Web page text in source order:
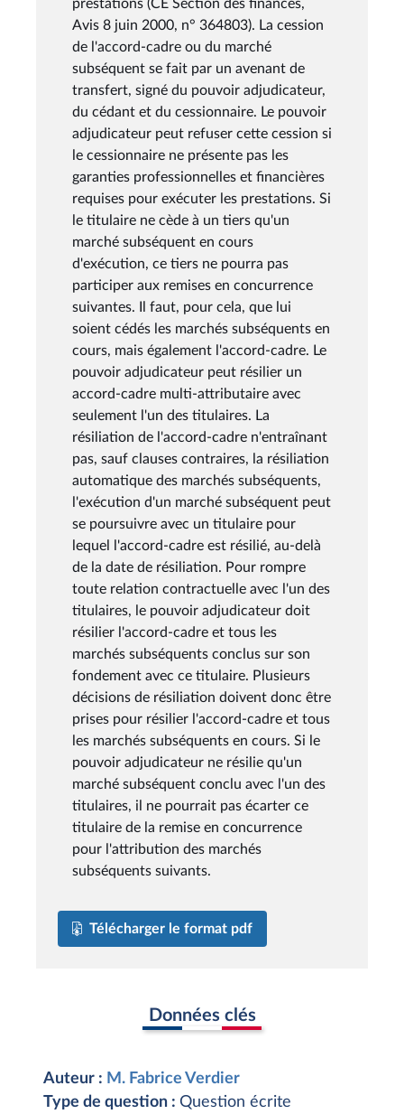
prestations (CE Section des finances,
Avis 8 juin 2000, n° 364803). La cession
de l'accord-cadre ou du marché
subséquent se fait par un avenant de
transfert, signé du pouvoir adjudicateur,
du cédant et du cessionnaire. Le pouvoir
adjudicateur peut refuser cette cession si
le cessionnaire ne présente pas les
garanties professionnelles et financières
requises pour exécuter les prestations. Si
le titulaire ne cède à un tiers qu'un
marché subséquent en cours
d'exécution, ce tiers ne pourra pas
participer aux remises en concurrence
suivantes. Il faut, pour cela, que lui
soient cédés les marchés subséquents en
cours, mais également l'accord-cadre. Le
pouvoir adjudicateur peut résilier un
accord-cadre multi-attributaire avec
seulement l'un des titulaires. La
résiliation de l'accord-cadre n'entraînant
pas, sauf clauses contraires, la résiliation
automatique des marchés subséquents,
l'exécution d'un marché subséquent peut
se poursuivre avec un titulaire pour
lequel l'accord-cadre est résilié, au-delà
de la date de résiliation. Pour rompre
toute relation contractuelle avec l'un des
titulaires, le pouvoir adjudicateur doit
résilier l'accord-cadre et tous les
marchés subséquents conclus sur son
fondement avec ce titulaire. Plusieurs
décisions de résiliation doivent donc être
prises pour résilier l'accord-cadre et tous
les marchés subséquents en cours. Si le
pouvoir adjudicateur ne résilie qu'un
marché subséquent conclu avec l'un des
titulaires, il ne pourrait pas écarter ce
titulaire de la remise en concurrence
pour l'attribution des marchés
subséquents suivants.
Télécharger le format pdf
Données clés
Auteur : M. Fabrice Verdier
Type de question : Question écrite